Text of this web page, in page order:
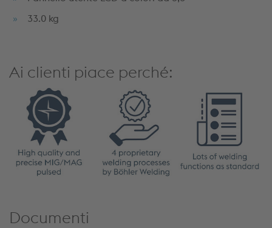
33.0 kg
Ai clienti piace perché:
Documenti